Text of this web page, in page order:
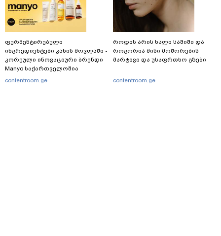
ფერმენტირებული
ინგრედიენტები კანის მოვლაში -
კორეული ინოვაციური ბრენდი
Manyo საქართველოშია
contentroom.ge
როდის არის ხალი საშიში და
როგორია მისი მოშორების
მარტივი და უსაფრთხო გზები
contentroom.ge